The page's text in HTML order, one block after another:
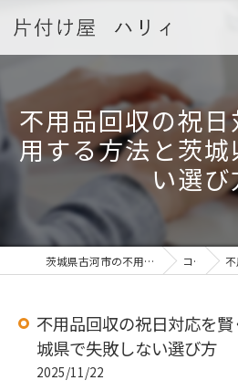
不用品回収の祝
用する方法と茨
い選び
茨城県古河市の不用品回収なら片付け屋 ハリィ コラム 不用
不用品回収の祝日対応を
城県で失敗しない選び方
2025/11/22